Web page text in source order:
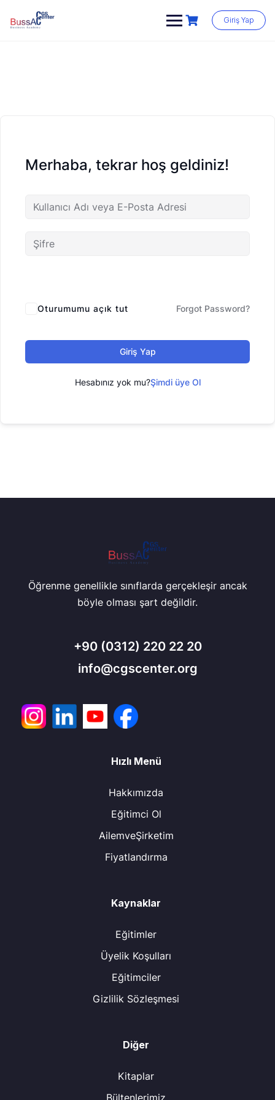
content
Giriş Yap
Merhaba, tekrar hoş geldiniz!
Oturumumu açık tut Forgot Password?
Giriş Yap
Hesabınız yok mu?Şimdi üye Ol
Öğrenme genellikle sınıflarda gerçekleşir ancak
böyle olması şart değildir.
+90 (0312) 220 22 20
info@cgscenter.org
Hızlı Menü
Hakkımızda
Eğitimci Ol
AilemveŞirketim
Fiyatlandırma
Kaynaklar
Eğitimler
Üyelik Koşulları
Eğitimciler
Gizlilik Sözleşmesi
Diğer
Kitaplar
Bültenlerimiz